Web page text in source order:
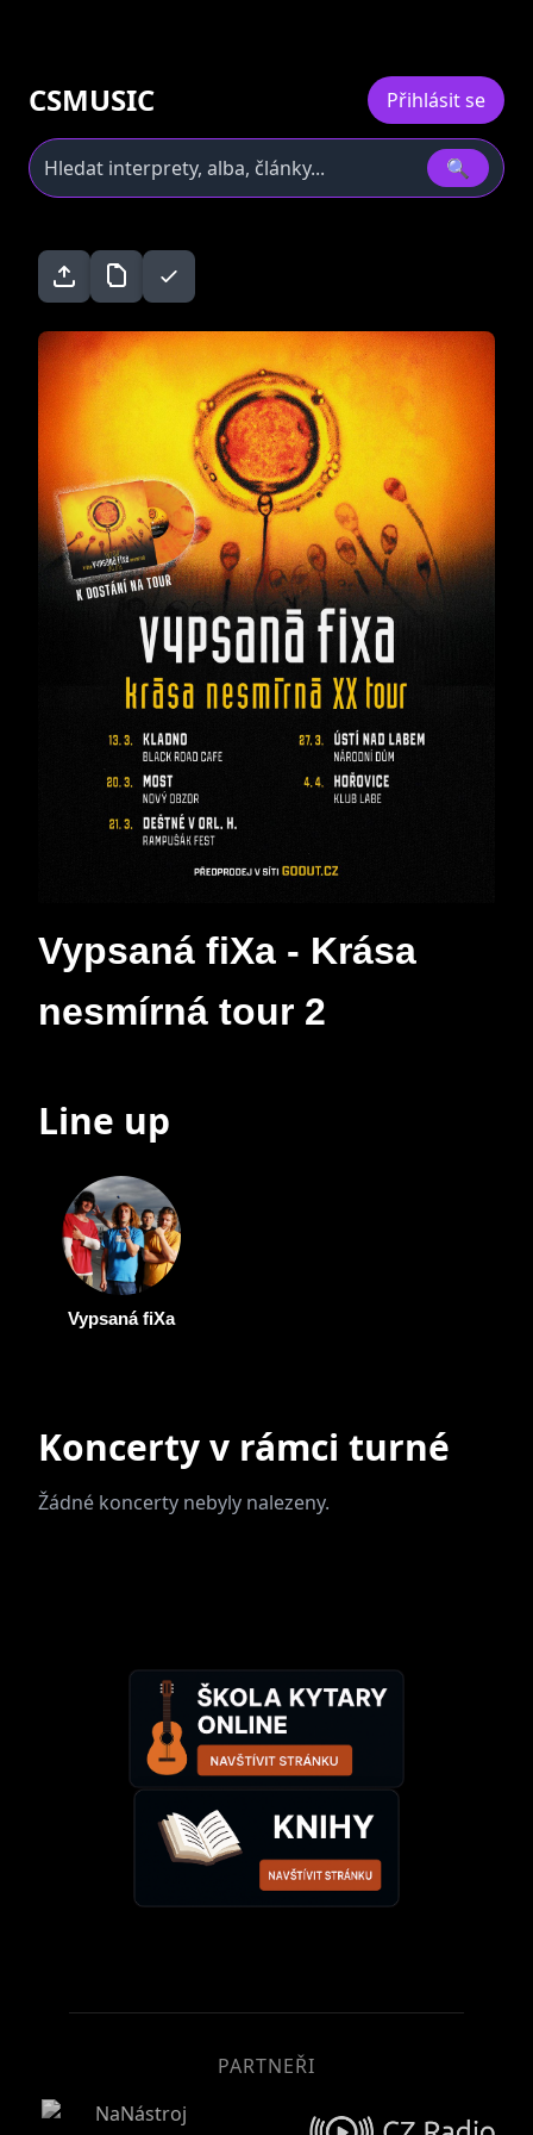
CSMUSIC Přihlásit se
🔍
Vypsaná fiXa - Krása
nesmírná tour 2
Line up
Vypsaná fiXa
Koncerty v rámci turné
Žádné koncerty nebyly nalezeny.
PARTNEŘI